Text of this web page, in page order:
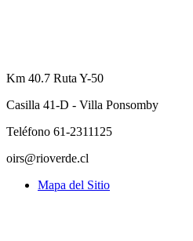
Km 40.7 Ruta Y-50
Casilla 41-D - Villa Ponsomby
Teléfono 61-2311125
oirs@rioverde.cl
Mapa del Sitio